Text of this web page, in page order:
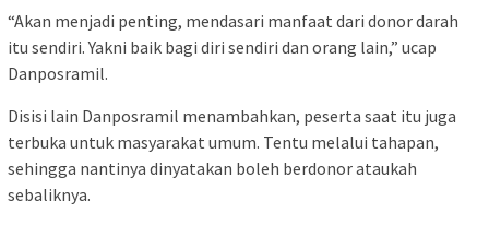
“Akan menjadi penting, mendasari manfaat dari donor darah
itu sendiri. Yakni baik bagi diri sendiri dan orang lain,” ucap
Danposramil.
Disisi lain Danposramil menambahkan, peserta saat itu juga
terbuka untuk masyarakat umum. Tentu melalui tahapan,
sehingga nantinya dinyatakan boleh berdonor ataukah
sebaliknya.